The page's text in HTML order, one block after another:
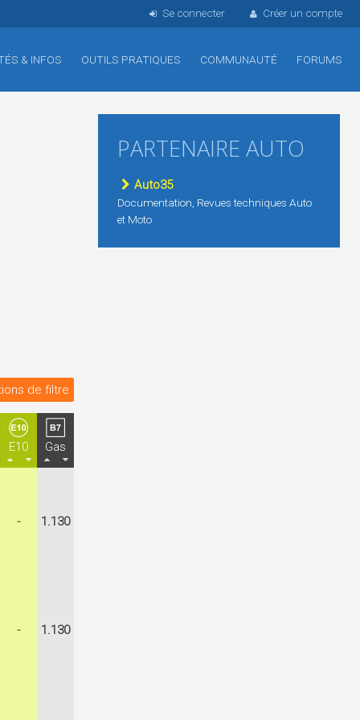
Se connecter Créer un compte
& INFOS OUTILS PRATIQUES COMMUNAUTÉ FORUMS
de filtre
E10
Gas
- 1.130
- 1.130
PARTENAIRE AUTO
Auto35
Documentation, Revues techniques Auto
et Moto